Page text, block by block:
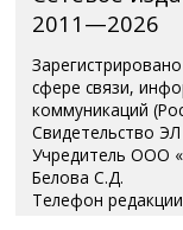
2011—2026
сфере связи,
коммуникаций
Свидетельство
Учредитель ООО
Белова С.Д.
Телефон